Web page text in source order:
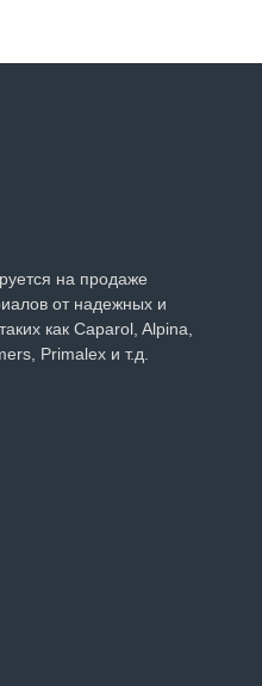
на продаже
от надежных и
как Caparol, Alpina,
Primalex и т.д.